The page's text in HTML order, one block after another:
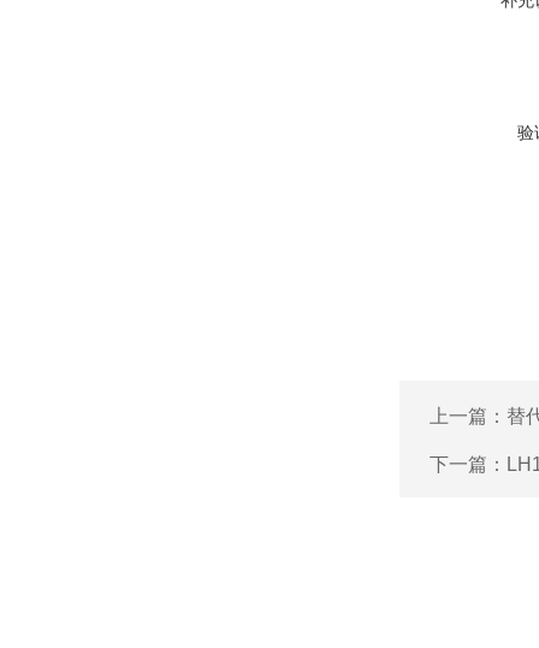
验
上一篇： 替
下一篇：